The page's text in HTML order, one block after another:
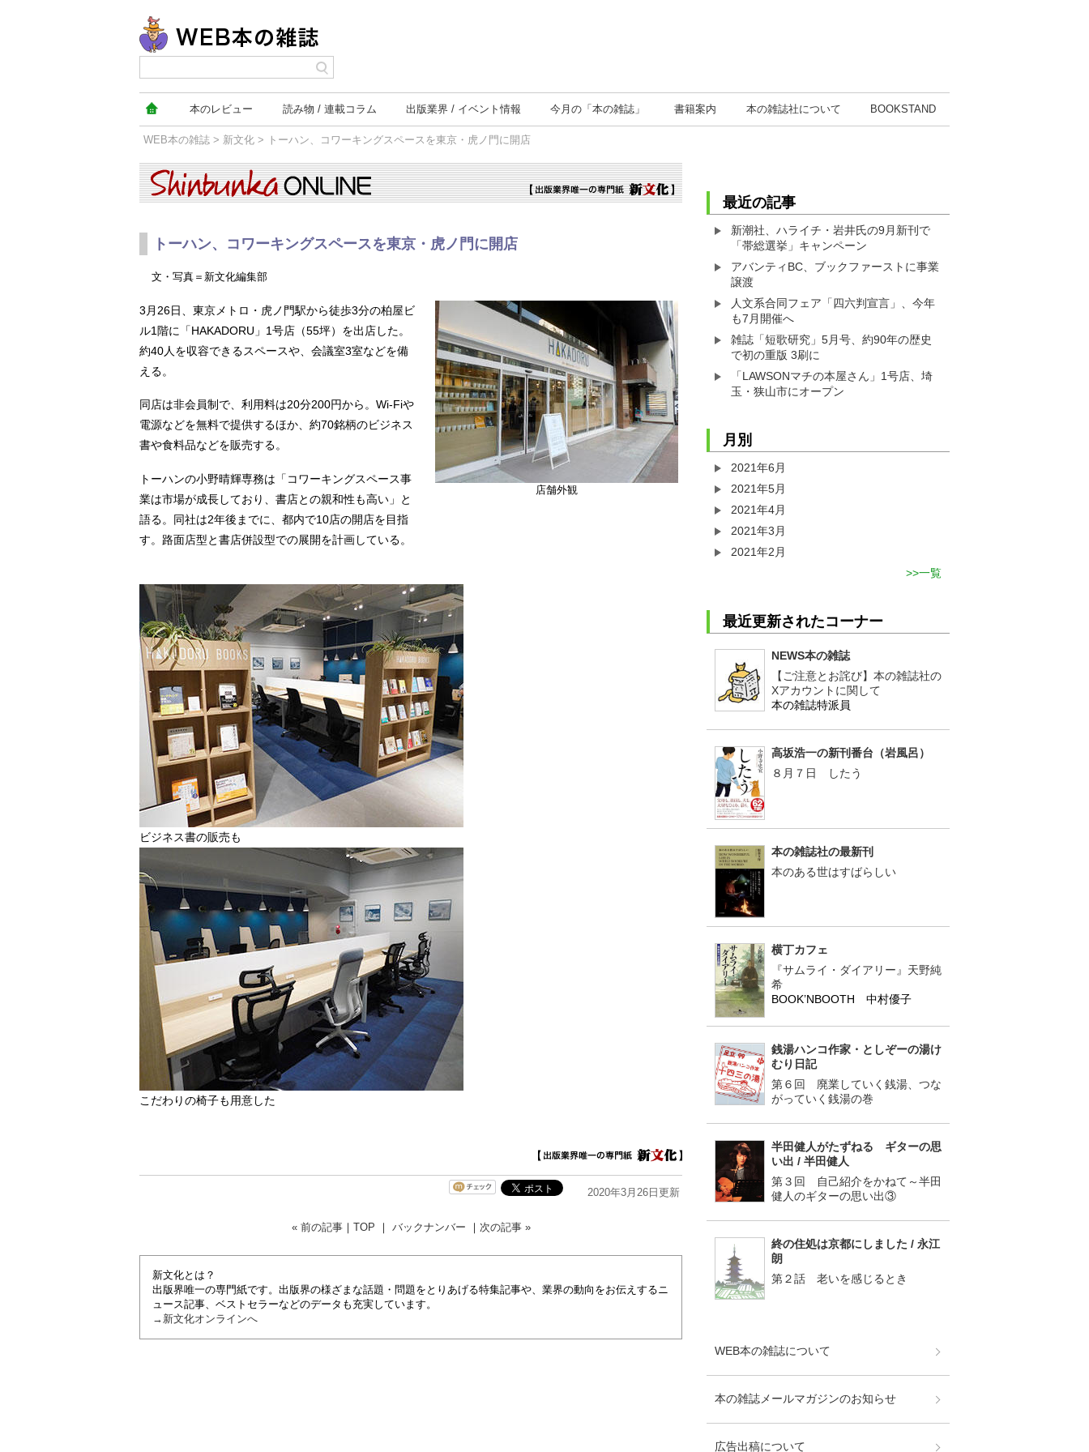
本のレビュー 読み物 連載コラム 出版業界 イベント情報 今月の 「本の雑誌」 書籍案内 本の雑誌社について BOOKSTAND
WEB本の雑誌 > 新文化 > トーハン、コワーキングスペースを東京・虎ノ門に開店
トーハン、コワーキングスペースを東京・虎ノ門に開店
文・写真＝新文化編集部
店舗外観
3月26日、東京メトロ・虎ノ門駅から徒歩3分の柏屋ビ
ル1階に「HAKADORU」1号店（55坪）を出店した。
約40人を収容できるスペースや、会議室3室などを備
える。
同店は非会員制で、利用料は20分200円から。Wi-Fiや
電源などを無料で提供するほか、約70銘柄のビジネス
書や食料品などを販売する。
トーハンの小野晴輝専務は「コワーキングスペース事
業は市場が成長しており、書店との親和性も高い」と
語る。同社は2年後までに、都内で10店の開店を目指
す。路面店型と書店併設型での展開を計画している。
ビジネス書の販売も
こだわりの椅子も用意した
2020年3月26日更新
« 前の記事｜ TOP ｜ バックナンバー ｜ 次の記事 »
新文化とは？
出版界唯一の専門紙です。出版界の様ざまな話題・問題をとりあげる特集記事や、業界の動向をお伝えするニ
ュース記事、ベストセラーなどのデータも充実しています。
→新文化オンラインへ
最近の記事
新潮社、ハライチ・岩井氏の9月新刊で
「帯総選挙」キャンペーン
アバンティBC、ブックファーストに事業
譲渡
人文系合同フェア「四六判宣言」、今年
も7月開催へ
雑誌「短歌研究」5月号、約90年の歴史
で初の重版 3刷に
「LAWSONマチの本屋さん」1号店、埼
玉・狭山市にオープン
月別
2021年6月
2021年5月
2021年4月
2021年3月
2021年2月
一覧
最近更新されたコーナー
NEWS本の雑誌
【ご注意とお詫び】本の雑誌社の
Xアカウントに関して
本の雑誌特派員
高坂浩一の新刊番台（岩風呂）
８月７日 したう
本の雑誌社の最新刊
本のある世はすばらしい
横丁カフェ
『サムライ・ダイアリー』天野純
希
BOOK’NBOOTH 中村優子
銭湯ハンコ作家・としぞーの湯け
むり日記
第６回 廃業していく銭湯、つな
がっていく銭湯の巻
半田健人がたずねる ギターの思
い出 / 半田健人
第３回 自己紹介をかねて～半田
健人のギターの思い出③
終の住処は京都にしました / 永江
朗
第２話 老いを感じるとき
WEB本の雑誌について
本の雑誌メールマガジンのお知らせ
広告出稿について